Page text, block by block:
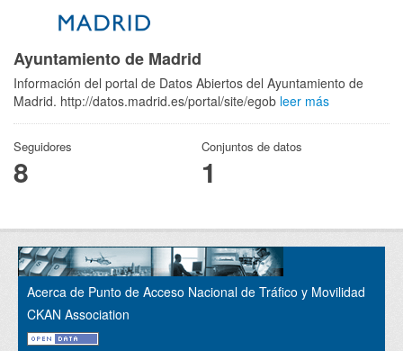
Ayuntamiento de Madrid
Información del portal de Datos Abiertos del Ayuntamiento de
Madrid. http://datos.madrid.es/portal/site/egob leer más
Seguidores
8
Conjuntos de datos
1
Acerca de Punto de Acceso Nacional de Tráfico y Movilidad
CKAN Association